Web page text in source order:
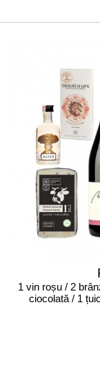
1 vin roșu / 2
ciocolată / 1